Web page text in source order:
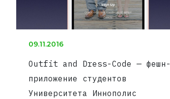
09.11.2016
Outfit and Dress-Code — фешн-
приложение студентов
Университета Иннополис